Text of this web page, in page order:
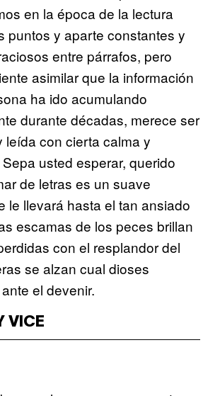
en la época de la lectura
puntos y aparte constantes y
entre párrafos, pero
asimilar que la información
ha ido acumulando
durante décadas, merece ser
leída con cierta calma y
usted esperar, querido
de letras es un suave
le llevará hasta el tan ansiado
escamas de los peces brillan
con el resplandor del
se alzan cual dioses
el devenir.
VICE